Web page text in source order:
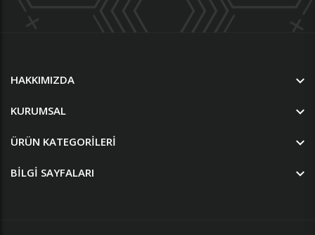
HAKKIMIZDA
KURUMSAL
ÜRÜN KATEGORILERI
BILGI SAYFALARI